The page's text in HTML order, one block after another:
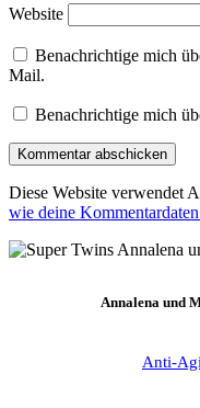
Website
Benachrichtige mich
Mail.
Benachrichtige mich
Diese Website verwendet
wie deine
Annalena und
Anti-